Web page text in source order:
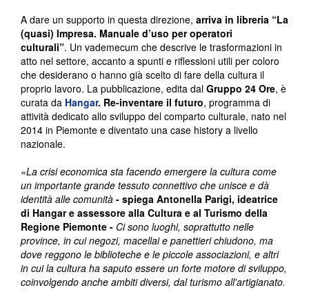
A dare un supporto in questa direzione, arriva in libreria “La
(quasi) Impresa. Manuale d’uso per operatori
culturali”. Un vademecum che descrive le trasformazioni in
atto nel settore, accanto a spunti e riflessioni utili per coloro
che desiderano o hanno già scelto di fare della cultura il
proprio lavoro. La pubblicazione, edita dal Gruppo 24 Ore, è
curata da Hangar. Re-inventare il futuro, programma di
attività dedicato allo sviluppo del comparto culturale, nato nel
2014 in Piemonte e diventato una case history a livello
nazionale.
«La crisi economica sta facendo emergere la cultura come
un importante grande tessuto connettivo che unisce e dà
identità alle comunità - spiega Antonella Parigi, ideatrice
di Hangar e assessore alla Cultura e al Turismo della
Regione Piemonte - Ci sono luoghi, soprattutto nelle
province, in cui negozi, macellai e panettieri chiudono, ma
dove reggono le biblioteche e le piccole associazioni, e altri
in cui la cultura ha saputo essere un forte motore di sviluppo,
coinvolgendo anche ambiti diversi, dal turismo all'artigianato.